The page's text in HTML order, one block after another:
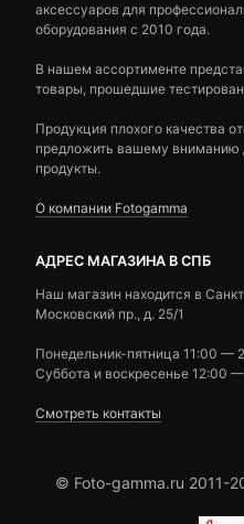
аксессуаров для
оборудования с 2010 года.
В нашем ассортименте
товары, прошедшие
Продукция плохого качества
предложить вашему вниманию
продукты.
О компании Fotogamma
АДРЕС МАГАЗИНА В СПБ
Наш магазин находится в
Московский пр., д. 25/1
Понедельник-пятница 11:00 —
Суббота и воскресенье 12:00
Смотреть контакты
© Foto-gamma.ru 2011-